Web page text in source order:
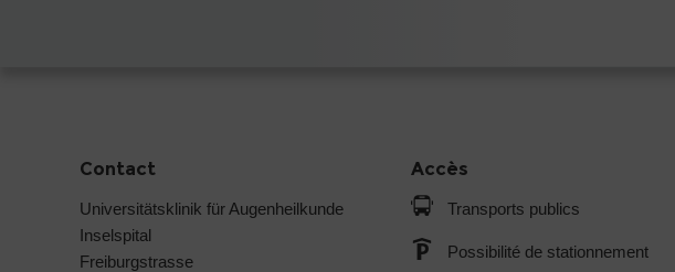
Contact
Universitätsklinik für Augenheilkunde
Inselspital
Freiburgstrasse
Accès
Transports publics
Possibilité de stationnement